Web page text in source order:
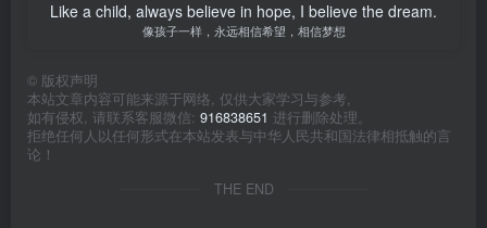
Like a child, always believe in hope, I believe the dream.
像孩子一样，永远相信希望，相信梦想
© 版权声明
本站文章内容可能来源于网络, 仅供大家学习与参考,
如有侵权, 请联系客服微信: 916838651 进行删除处理。
拒绝任何人以任何形式在本站发表与中华人民共和国法律相抵触的言
论！
THE END